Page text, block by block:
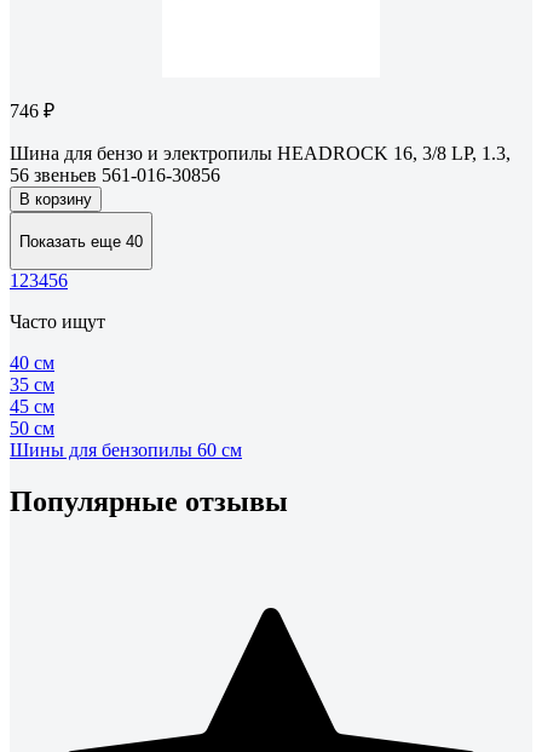
746 ₽
Шина для бензо и электропилы HEADROCK 16, 3/8 LP, 1.3,
56 звеньев 561-016-30856
В корзину
Показать еще 40
1 23456
Часто ищут
40 см
35 см
45 см
50 см
Шины для бензопилы 60 см
Популярные отзывы